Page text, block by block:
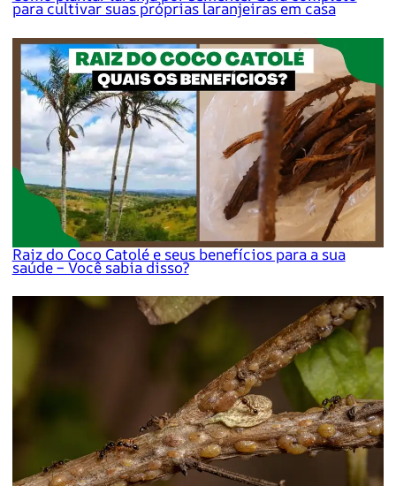
para cultivar suas próprias laranjeiras em casa
Raiz do Coco Catolé e seus benefícios para a sua
saúde – Você sabia disso?